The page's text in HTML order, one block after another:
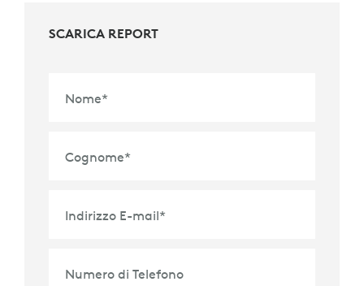
SCARICA REPORT
Nome*
Cognome*
Indirizzo E-mail*
Numero di Telefono